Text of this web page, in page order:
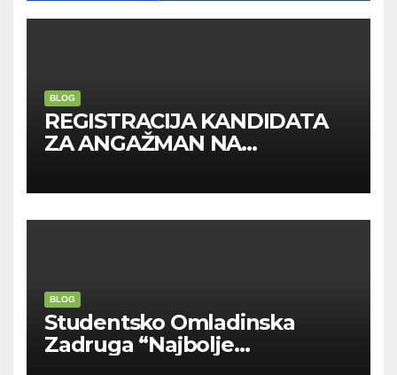
BLOG
REGISTRACIJA KANDIDATA
ZA ANGAŽMAN NA
BLOG
Studentsko Omladinska
Zadruga “Najbolje